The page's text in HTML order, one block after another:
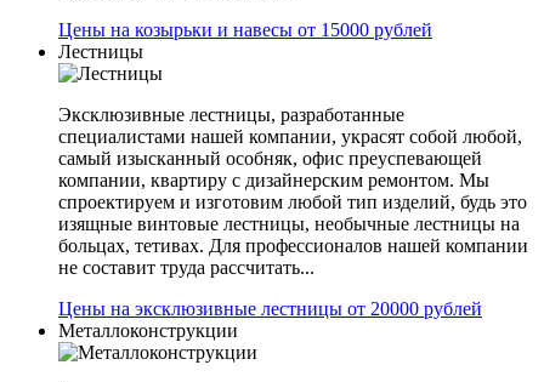
Цены на козырьки и навесы от 15000 рублей
Лестницы
Эксклюзивные лестницы, разработанные
специалистами нашей компании, украсят собой любой,
самый изысканный особняк, офис преуспевающей
компании, квартиру с дизайнерским ремонтом. Мы
спроектируем и изготовим любой тип изделий, будь это
изящные винтовые лестницы, необычные лестницы на
больцах, тетивах. Для профессионалов нашей компании
не составит труда рассчитать...
Цены на эксклюзивные лестницы от 20000 рублей
Металлоконструкции